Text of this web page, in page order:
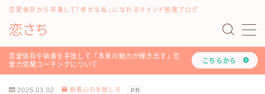
恋さち
恋愛依存から卒業して「幸せな私」になれるマインド勉強ブログ
#16198 (タイトルなし)
「どうして私はいつも愛されないの？」を解決する『恋
愛認知力アップ！LINEレッスン』について
恋愛依存や執着を手放して「本来の魅力が輝き出す」恋
愛力覚醒コーチングについて
こちらから
2025.03.02 執着心の手放し方 PR